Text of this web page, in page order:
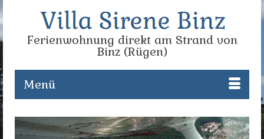
Ferienwohnung direkt am Strand von
Binz (Rügen)
Menü